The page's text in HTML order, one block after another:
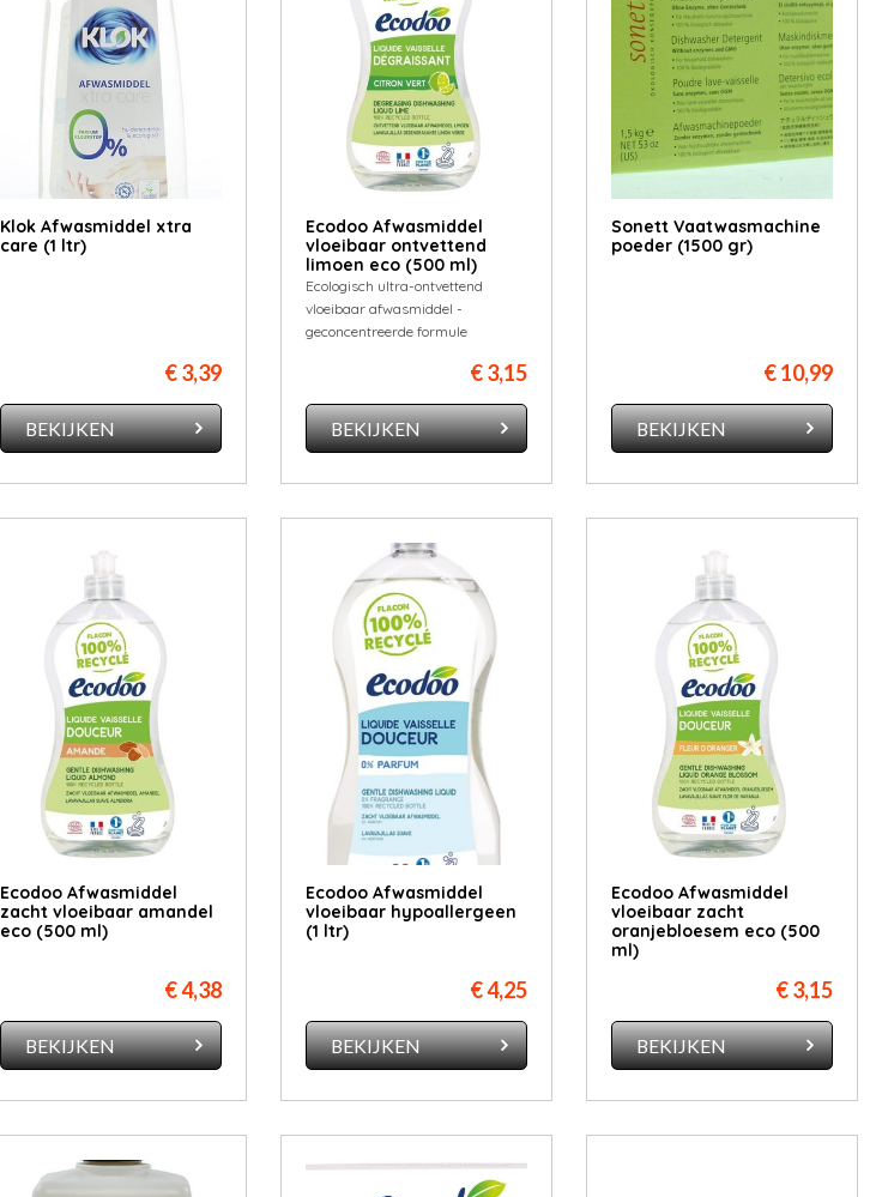
Klok Afwasmiddel xtra
care (1 ltr)
€ 3,39
BEKIJKEN
Ecodoo Afwasmiddel
vloeibaar ontvettend
limoen eco (500 ml)
Ecologisch ultra-ontvettend
vloeibaar afwasmiddel -
geconcentreerde formule
€ 3,15
BEKIJKEN
Sonett Vaatwasmachine
poeder (1500 gr)
€ 10,99
BEKIJKEN
Ecodoo Afwasmiddel
zacht vloeibaar amandel
eco (500 ml)
€ 4,38
BEKIJKEN
Ecodoo Afwasmiddel
vloeibaar hypoallergeen
(1 ltr)
€ 4,25
BEKIJKEN
Ecodoo Afwasmiddel
vloeibaar zacht
oranjebloesem eco (500
ml)
€ 3,15
BEKIJKEN